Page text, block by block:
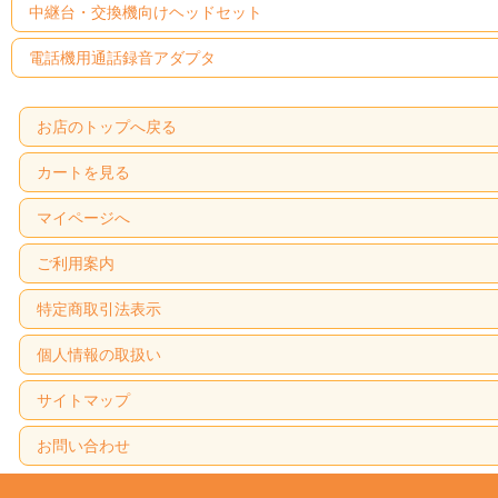
中継台・交換機向けヘッドセット
電話機用通話録音アダプタ
お店のトップへ戻る
カートを見る
マイページへ
ご利用案内
特定商取引法表示
個人情報の取扱い
サイトマップ
お問い合わせ